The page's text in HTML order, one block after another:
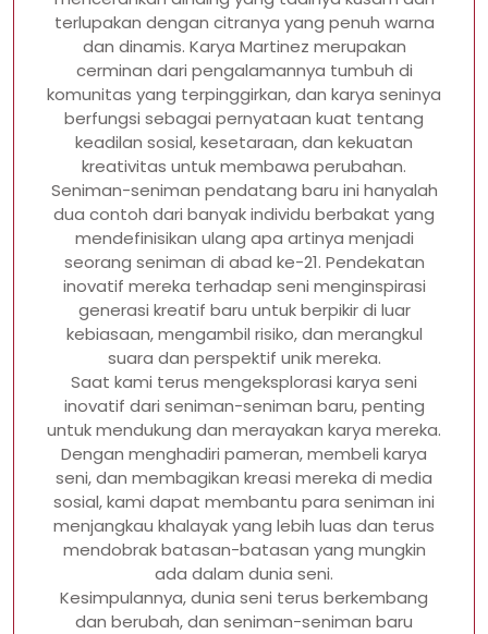
terlupakan dengan citranya yang penuh warna
dan dinamis. Karya Martinez merupakan
cerminan dari pengalamannya tumbuh di
komunitas yang terpinggirkan, dan karya seninya
berfungsi sebagai pernyataan kuat tentang
keadilan sosial, kesetaraan, dan kekuatan
kreativitas untuk membawa perubahan.
Seniman-seniman pendatang baru ini hanyalah
dua contoh dari banyak individu berbakat yang
mendefinisikan ulang apa artinya menjadi
seorang seniman di abad ke-21. Pendekatan
inovatif mereka terhadap seni menginspirasi
generasi kreatif baru untuk berpikir di luar
kebiasaan, mengambil risiko, dan merangkul
suara dan perspektif unik mereka.
Saat kami terus mengeksplorasi karya seni
inovatif dari seniman-seniman baru, penting
untuk mendukung dan merayakan karya mereka.
Dengan menghadiri pameran, membeli karya
seni, dan membagikan kreasi mereka di media
sosial, kami dapat membantu para seniman ini
menjangkau khalayak yang lebih luas dan terus
mendobrak batasan-batasan yang mungkin
ada dalam dunia seni.
Kesimpulannya, dunia seni terus berkembang
dan berubah, dan seniman-seniman baru